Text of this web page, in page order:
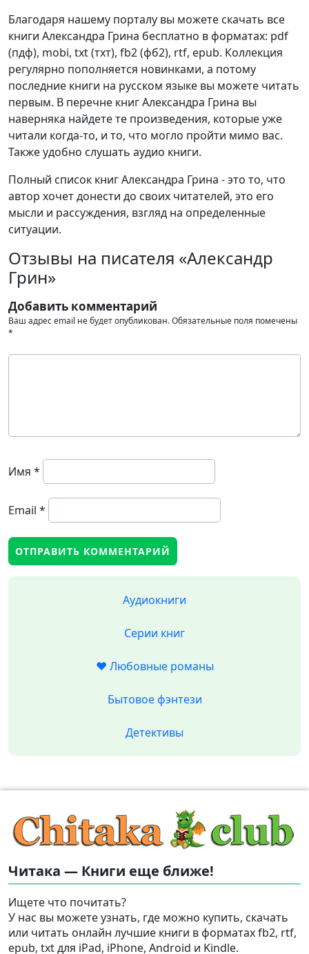
Благодаря нашему порталу вы можете скачать все
книги Александра Грина бесплатно в форматах: pdf
(пдф), mobi, txt (тхт), fb2 (фб2), rtf, epub. Коллекция
регулярно пополняется новинками, а потому
последние книги на русском языке вы можете читать
первым. В перечне книг Александра Грина вы
наверняка найдете те произведения, которые уже
читали когда-то, и то, что могло пройти мимо вас.
Также удобно слушать аудио книги.
Полный список книг Александра Грина - это то, что
автор хочет донести до своих читателей, это его
мысли и рассуждения, взгляд на определенные
ситуации.
Отзывы на писателя «Александр
Грин»
Добавить комментарий
Ваш адрес email не будет опубликован.Обязательные поля помечены
*
Имя *
Email *
Аудиокниги
Серии книг
❤️ Любовные романы
Бытовое фэнтези
Детективы
Читака — Книги еще ближе!
Ищете что почитать?
У нас вы можете узнать, где можно купить, скачать
или читать онлайн лучшие книги в форматах fb2, rtf,
epub, txt для iPad, iPhone, Android и Kindle.